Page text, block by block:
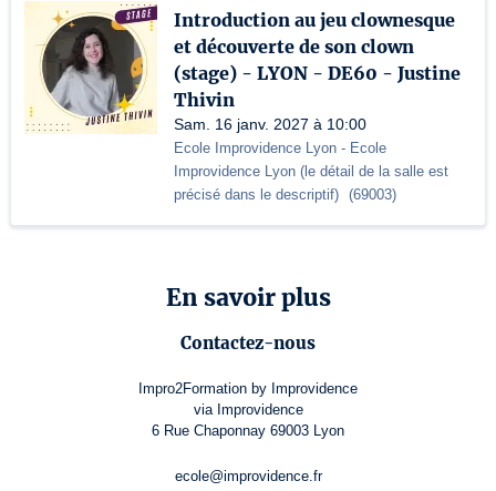
Introduction au jeu clownesque
et découverte de son clown
(stage) - LYON - DE60 - Justine
Thivin
Sam. 16 janv. 2027 à 10:00
Ecole Improvidence Lyon - Ecole
Improvidence Lyon (le détail de la salle est
précisé dans le descriptif) (69003)
En savoir plus
Contactez-nous
Impro2Formation by Improvidence
via Improvidence
6 Rue Chaponnay 69003 Lyon
ecole@improvidence.fr